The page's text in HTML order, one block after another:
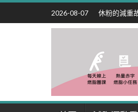
Skip
content
2026-08-07 休粉的減重